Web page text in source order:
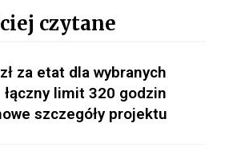
czytane
za etat dla wybranych
łączny limit 320 godzin
szczegóły projektu